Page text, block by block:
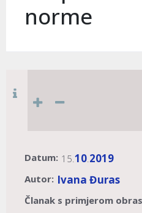
norme
Datum: 15.10.2019
Autor: Ivana Đuras
Članak s primjerom